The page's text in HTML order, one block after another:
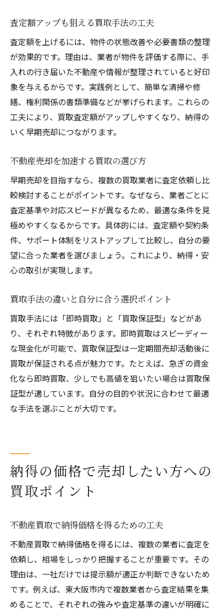
査定額アップも狙える買取手法の工夫
査定額を上げるには、物件の状態改善や必要書類の整理
が効果的です。理由は、業者が物件を評価する際に、手
入れの行き届いた不動産や情報が整理されていると好印
象を与えるからです。実践例として、簡単な清掃や修
繕、権利関係の書類準備などが挙げられます。これらの
工夫により、買取査定額がアップしやすくなり、納得の
いく早期売却につながります。
不動産売却を加速する買取の選び方
早期売却を目指すなら、複数の買取業者に査定依頼し比
較検討することがポイントです。なぜなら、業者ごとに
査定基準や対応スピードが異なるため、最適な条件を見
極めやすくなるからです。具体的には、査定額や契約条
件、サポート体制をリストアップして比較し、自分の要
望に合った業者を選びましょう。これにより、納得・安
心の取引が実現します。
買取手法の違いと自分に合う選択ポイント
買取手法には「即時買取」と「買取保証型」などがあ
り、それぞれ特徴があります。即時買取はスピーディー
な現金化が可能で、買取保証型は一定期間売却活動後に
買取が保証される点が魅力です。たとえば、急ぎの資金
化なら即時買取、少しでも高値を狙いたい場合は買取保
証型が適しています。自分の目的や状況に合わせて最適
な手法を選ぶことが大切です。
納得の価格で売却したい方への
買取ポイント
不動産買取で納得価格を得るための工夫
不動産買取で納得価格を得るには、複数の業者に査定を
依頼し、相場をしっかり把握することが重要です。その
理由は、一社だけでは提示額が適正か判断できないため
です。例えば、東大阪市内で複数業者から査定結果を集
めることで、それぞれの強みや査定基準の違いが明確に